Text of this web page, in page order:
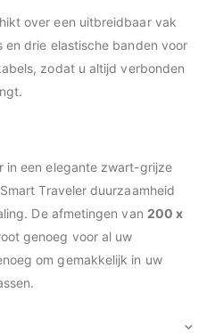
over een uitbreidbaar vak
drie elastische banden voor
zodat u altijd verbonden
in een elegante zwart-grijze
Traveler duurzaamheid
De afmetingen van 200 x
genoeg voor al uw
om gemakkelijk in uw